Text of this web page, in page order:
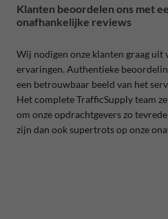
Klanten beoordelen ons met
onafhankelijke reviews
Wij nodigen onze klanten graag uit
ervaringen. Authentieke
een betrouwbaar beeld van het
Het complete TrafficSupply team
om onze opdrachtgevers zo
zijn dan ook supertrots op onze